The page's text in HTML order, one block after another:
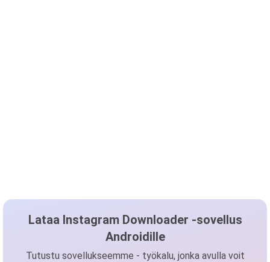
Lataa Instagram Downloader -sovellus
Androidille
Tutustu sovellukseemme - työkalu, jonka avulla voit